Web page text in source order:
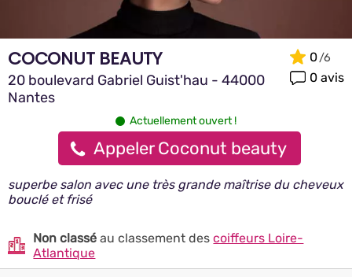
COCONUT BEAUTY
20 boulevard Gabriel Guist'hau - 44000
Nantes
0
0 avis
Actuellement ouvert !
Appeler Coconut beauty
superbe salon avec une très grande maîtrise du cheveux
bouclé et frisé
Non classé au classement descoiffeurs Loire-
Atlantique